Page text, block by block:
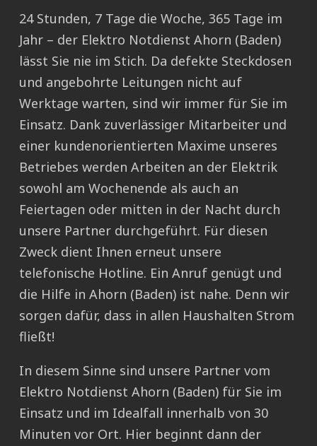
24 Stunden, 7 Tage die Woche, 365 Tage im
Jahr – der Elektro Notdienst Ahorn (Baden)
lässt Sie nie im Stich. Da defekte Steckdosen
und angebohrte Leitungen nicht auf
Werktage warten, sind wir immer für Sie im
Einsatz. Dank zuverlässiger Mitarbeiter und
einer kundenorientierten Maxime unseres
Betriebes werden Arbeiten an der Elektrik
sowohl am Wochenende als auch an
Feiertagen oder mitten in der Nacht durch
unsere Partner durchgeführt. Für diesen
Zweck dient Ihnen erneut unsere
telefonische Hotline. Ein Anruf genügt und
die Hilfe in Ahorn (Baden) ist nahe. Denn wir
sorgen dafür, dass in allen Haushalten Strom
fließt!
In diesem Sinne sind unsere Partner vom
Elektro Notdienst Ahorn (Baden) für Sie im
Einsatz und im Idealfall innerhalb von 30
Minuten vor Ort. Hier beginnt dann der